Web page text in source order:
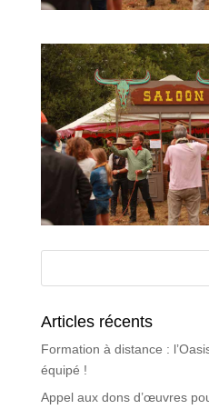
Articles récents
Formation à distance :
équipé !
Appel aux dons d’œuvres